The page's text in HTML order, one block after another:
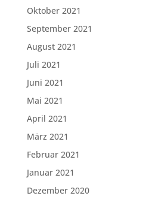
Oktober 2021
September 2021
August 2021
Juli 2021
Juni 2021
Mai 2021
April 2021
März 2021
Februar 2021
Januar 2021
Dezember 2020